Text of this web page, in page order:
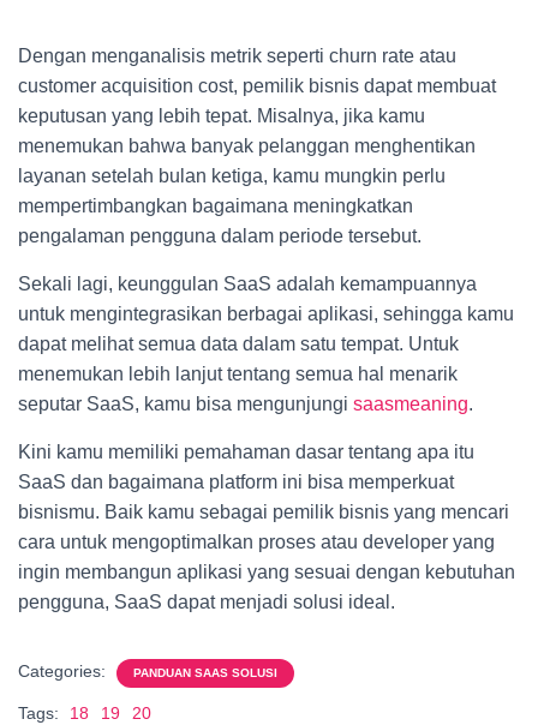
Dengan menganalisis metrik seperti churn rate atau
customer acquisition cost, pemilik bisnis dapat membuat
keputusan yang lebih tepat. Misalnya, jika kamu
menemukan bahwa banyak pelanggan menghentikan
layanan setelah bulan ketiga, kamu mungkin perlu
mempertimbangkan bagaimana meningkatkan
pengalaman pengguna dalam periode tersebut.
Sekali lagi, keunggulan SaaS adalah kemampuannya
untuk mengintegrasikan berbagai aplikasi, sehingga kamu
dapat melihat semua data dalam satu tempat. Untuk
menemukan lebih lanjut tentang semua hal menarik
seputar SaaS, kamu bisa mengunjungi saasmeaning.
Kini kamu memiliki pemahaman dasar tentang apa itu
SaaS dan bagaimana platform ini bisa memperkuat
bisnismu. Baik kamu sebagai pemilik bisnis yang mencari
cara untuk mengoptimalkan proses atau developer yang
ingin membangun aplikasi yang sesuai dengan kebutuhan
pengguna, SaaS dapat menjadi solusi ideal.
Categories: PANDUAN SAAS SOLUSI
Tags: 18 19 20